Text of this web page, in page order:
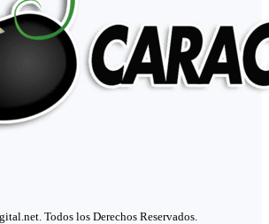
Todos los Derechos Reservados.